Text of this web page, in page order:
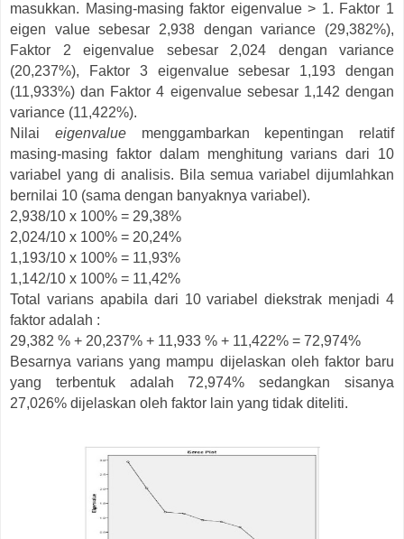
masukkan. Masing-masing faktor eigenvalue > 1. Faktor 1
eigen value sebesar 2,938 dengan variance (29,382%),
Faktor 2 eigenvalue sebesar 2,024 dengan variance
(20,237%), Faktor 3 eigenvalue sebesar 1,193 dengan
(11,933%) dan Faktor 4 eigenvalue sebesar 1,142 dengan
variance (11,422%).
Nilai eigenvaluemenggambarkan kepentingan relatif
masing-masing faktor dalam menghitung varians dari 10
variabel yang di analisis. Bila semua variabel dijumlahkan
bernilai 10 (sama dengan banyaknya variabel).
2,938/10 x 100% = 29,38%
2,024/10 x 100% = 20,24%
1,193/10 x 100% = 11,93%
1,142/10 x 100% = 11,42%
Total varians apabila dari 10 variabel diekstrak menjadi 4
faktor adalah :
29,382 % + 20,237% + 11,933 % + 11,422% = 72,974%
Besarnya varians yang mampu dijelaskan oleh faktor baru
yang terbentuk adalah 72,974% sedangkan sisanya
27,026% dijelaskan oleh faktor lain yang tidak diteliti.